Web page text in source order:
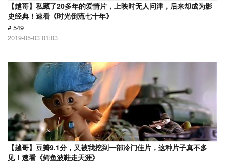
【越哥】私藏了20多年的爱情片，上映时无人问津，后来却成为影
史经典！速看《时光倒流七十年》
# 549
2019-05-03 01:03
【越哥】豆瓣9.1分，又被我挖到一部冷门佳片，这种片子真不多
见！速看《鳄鱼波鞋走天涯》